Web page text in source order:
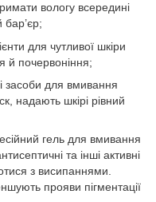
вологу всередині
бар’єр;
для чутливої шкіри
почервоніння;
засоби для вмивання
надають шкірі рівний
гель для вмивання
та інші активні
з висипаннями.
прояви пігментації